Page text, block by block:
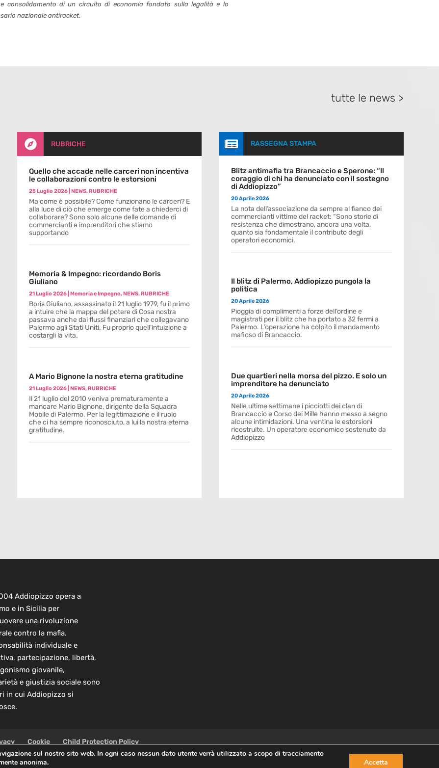
e consolidamento di un circuito di economia fondato sulla legalità e lo
nazionale antiracket.
tutte le news >
 RUBRICHE
Quello che accade nelle carceri non incentiva
le collaborazioni contro le estorsioni
25 Luglio 2026| NEWS,RUBRICHE
Ma come è possibile? Come funzionano le carceri? E
alla luce di ciò che emerge come fate a chiederci di
collaborare? Sono solo alcune delle domande di
commercianti e imprenditori che stiamo
supportando
Memoria & Impegno: ricordando Boris
Giuliano
21 Luglio 2026| Memoria e Impegno,NEWS,RUBRICHE
Boris Giuliano, assassinato il 21 luglio 1979, fu il primo
a intuire che la mappa del potere di Cosa nostra
passava anche dai flussi finanziari che collegavano
Palermo agli Stati Uniti. Fu proprio quell’intuizione a
costargli la vita.
A Mario Bignone la nostra eterna gratitudine
21 Luglio 2026| NEWS,RUBRICHE
Il 21 luglio del 2010 veniva prematuramente a
mancare Mario Bignone, dirigente della Squadra
Mobile di Palermo. Per la legittimazione e il ruolo
che ci ha sempre riconosciuto, a lui la nostra eterna
gratitudine.
 RASSEGNA STAMPA
Blitz antimafia tra Brancaccio e Sperone: “Il
coraggio di chi ha denunciato con il sostegno
di Addiopizzo”
20 Aprile 2026
La nota dell’associazione da sempre al fianco dei
commercianti vittime del racket: “Sono storie di
resistenza che dimostrano, ancora una volta,
quanto sia fondamentale il contributo degli
operatori economici.
Il blitz di Palermo, Addiopizzo pungola la
politica
20 Aprile 2026
Pioggia di complimenti a forze dell’ordine e
magistrati per il blitz che ha portato a 32 fermi a
Palermo. L’operazione ha colpito il mandamento
mafioso di Brancaccio.
Due quartieri nella morsa del pizzo. E solo un
imprenditore ha denunciato
20 Aprile 2026
Nelle ultime settimane i picciotti dei clan di
Brancaccio e Corso dei Mille hanno messo a segno
alcune intimidazioni. Una ventina le estorsioni
ricostruite. Un operatore economico sostenuto da
Addiopizzo
Addiopizzo opera a
e in Sicilia per
una rivoluzione
contro la mafia.
individuale e
partecipazione, libertà,
giovanile,
e giustizia sociale sono
in cui Addiopizzo si
Cookie Child Protection Policy
sul nostro sito web. In ogni caso nessun dato utente verrà utilizzato a scopo di tracciamento
anonima.
Accetta